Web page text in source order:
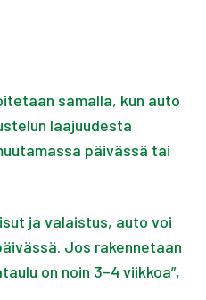
samalla, kun auto
laajuudesta
päivässä tai
ja valaistus, auto voi
Jos rakennetaan
on noin 3–4 viikkoa”,